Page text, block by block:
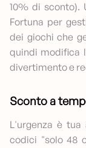
10% di sconto).
Fortuna per
dei giochi che
quindi modifica
divertimento e
Sconto a
L'urgenza è tua
codici "solo 48